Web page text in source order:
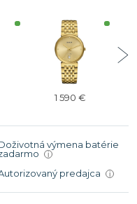
1 590 €
výmena batérie
i
predajca i